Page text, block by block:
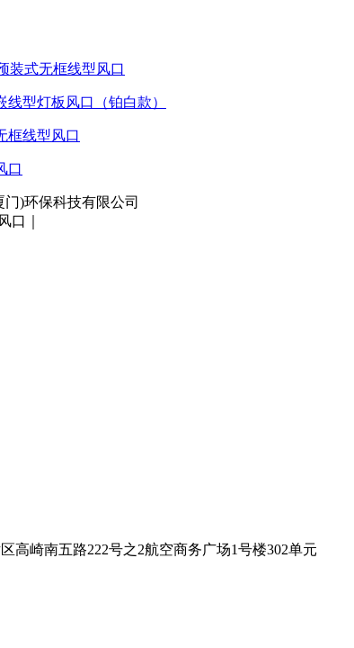
装式无框线型风口
线型灯板风口（铂白款）
框线型风口
口
口｜
高崎南五路222号之2航空商务广场1号楼302单元